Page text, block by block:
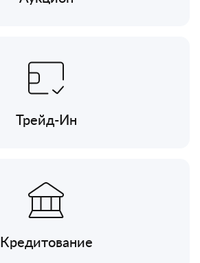
Трейд-Ин
Кредитование